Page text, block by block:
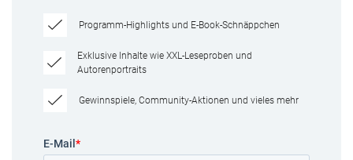
Programm-Highlights und E-Book-Schnäppchen
Exklusive Inhalte wie XXL-Leseproben und
Autorenportraits
Gewinnspiele, Community-Aktionen und vieles mehr
E-Mail *